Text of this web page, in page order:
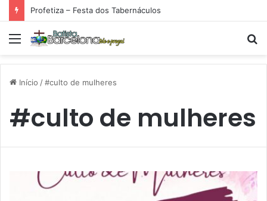
Profetiza – Festa dos Tabernáculos
Menu
Início /#culto de mulheres
#culto de mulheres